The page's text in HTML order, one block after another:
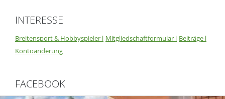
INTERESSE
Breitensport & Hobbyspieler l Mitgliedschaftformular l Beiträge l
Kontoänderung
FACEBOOK